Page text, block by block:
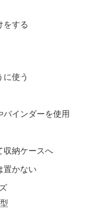
をする
使う
インダーを使用
納ケースへ
置かない